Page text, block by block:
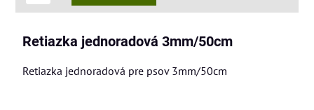
Retiazka jednoradová 3mm/50cm
Retiazka jednoradová pre psov 3mm/50cm